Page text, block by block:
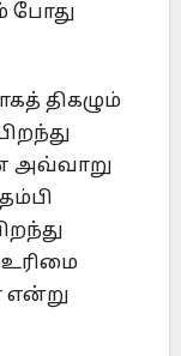
போது
திகழும்
அவ்வாறு
என்று